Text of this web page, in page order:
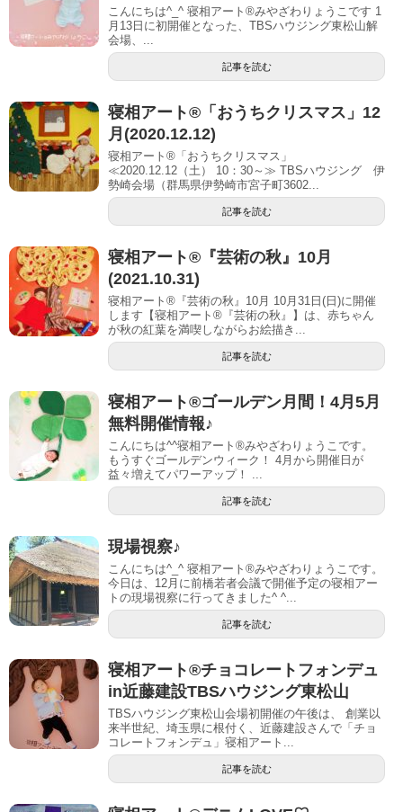
こんにちは^_^ 寝相アート®︎みやざわりょうこです 1
月13日に初開催となった、TBSハウジング東松山解
会場、...
記事を読む
寝相アート®「おうちクリスマス」12
月(2020.12.12)
寝相アート®「おうちクリスマス」
≪2020.12.12（土） 10：30～≫ TBSハウジング 伊
勢崎会場（群馬県伊勢崎市宮子町3602...
記事を読む
寝相アート®︎『芸術の秋』10月
(2021.10.31)
寝相アート®『芸術の秋』10月 10月31日(日)に開催
します【寝相アート®︎『芸術の秋』】は、赤ちゃん
が秋の紅葉を満喫しながらお絵描き...
記事を読む
寝相アート®ゴールデン月間！4月5月
無料開催情報♪
こんにちは^^寝相アート®みやざわりょうこです。
もうすぐゴールデンウィーク！ 4月から開催日が
益々増えてパワーアップ！ ...
記事を読む
現場視察♪
こんにちは^_^ 寝相アート®︎みやざわりょうこです。
今日は、12月に前橋若者会議で開催予定の寝相アー
トの現場視察に行ってきました^ ^...
記事を読む
寝相アート®︎チョコレートフォンデュ
in近藤建設TBSハウジング東松山
TBSハウジング東松山会場初開催の午後は、 創業以
来半世紀、埼玉県に根付く、近藤建設さんで「チョ
コレートフォンデュ」寝相アート...
記事を読む